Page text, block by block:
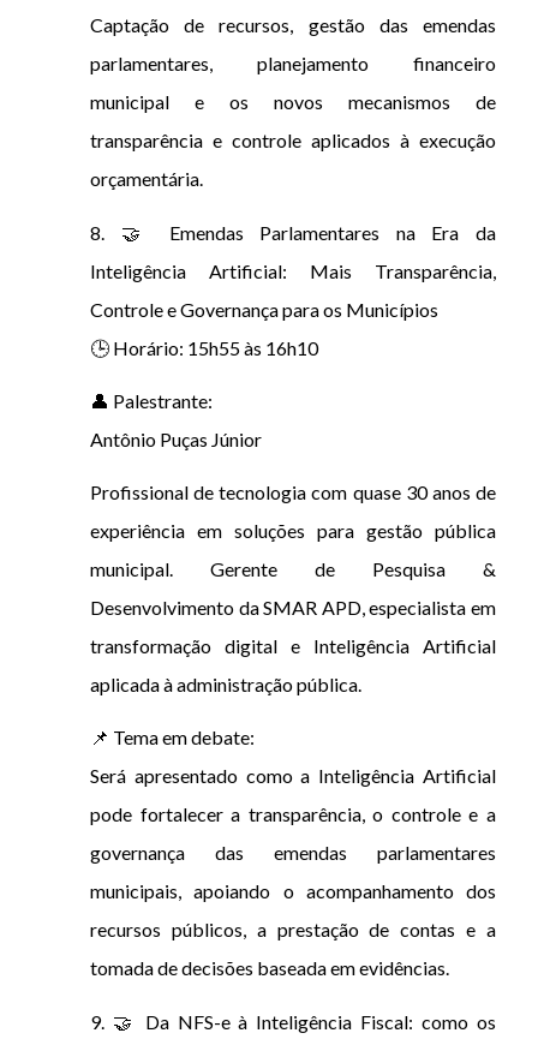
Captação de recursos, gestão das emendas
parlamentares, planejamento financeiro
municipal e os novos mecanismos de
transparência e controle aplicados à execução
orçamentária.
8. 🤝 Emendas Parlamentares na Era da
Inteligência Artificial: Mais Transparência,
Controle e Governança para os Municípios
🕒 Horário: 15h55 às 16h10
👤 Palestrante:
Antônio Puças Júnior
Profissional de tecnologia com quase 30 anos de
experiência em soluções para gestão pública
municipal. Gerente de Pesquisa &
Desenvolvimento da SMAR APD, especialista em
transformação digital e Inteligência Artificial
aplicada à administração pública.
📌 Tema em debate:
Será apresentado como a Inteligência Artificial
pode fortalecer a transparência, o controle e a
governança das emendas parlamentares
municipais, apoiando o acompanhamento dos
recursos públicos, a prestação de contas e a
tomada de decisões baseada em evidências.
9. 🤝 Da NFS-e à Inteligência Fiscal: como os